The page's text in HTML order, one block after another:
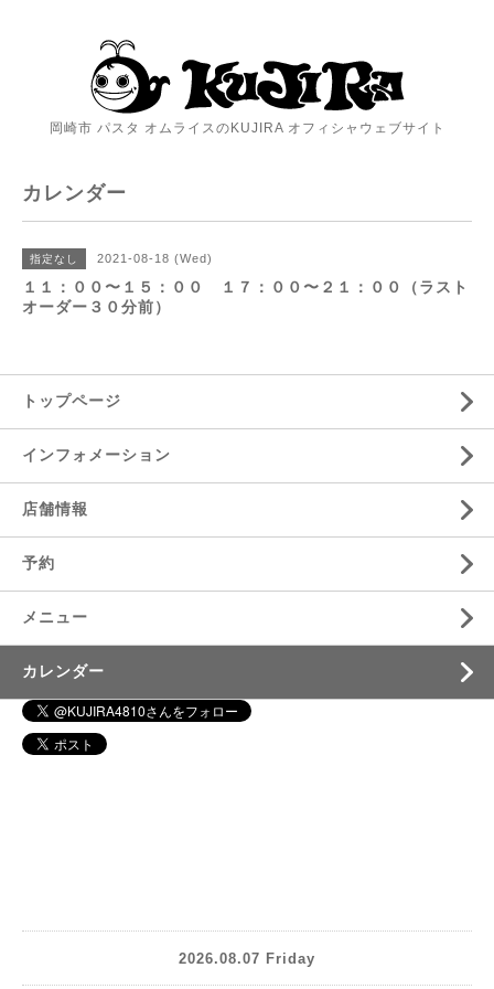
岡崎市 パスタ オムライスのKUJIRA オフィシャウェブサイト
カレンダー
指定なし 2021-08-18 (Wed)
１１：００〜１５：００ １７：００〜２１：００（ラスト
オーダー３０分前）
トップページ
インフォメーション
店舗情報
予約
メニュー
カレンダー
2026.08.07 Friday